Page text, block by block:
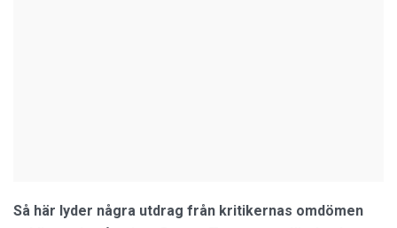
Så här lyder några utdrag från kritikernas omdömen